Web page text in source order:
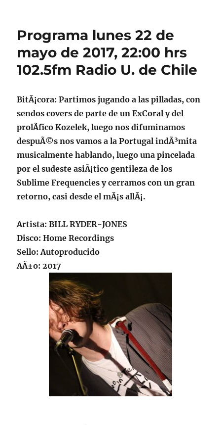
emisiÃ³n
lunes
22
de
de
Programa lunes 22 de
mayo de 2017, 22:00 hrs
102.5fm Radio U. de Chile
BitÃ¡cora: Partimos jugando a las pilladas, con
sendos covers de parte de un ExCoral y del
prolÃ­fico Kozelek, luego nos difuminamos
despuÃ©s nos vamos a la Portugal indÃ³mita
musicalmente hablando, luego una pincelada
por el sudeste asiÃ¡tico gentileza de los
Sublime Frequencies y cerramos con un gran
retorno, casi desde el mÃ¡s allÃ¡.
Artista:BILL RYDER-JONES
Disco: Home Recordings
Sello: Autoproducido
AÃ±o: 2017